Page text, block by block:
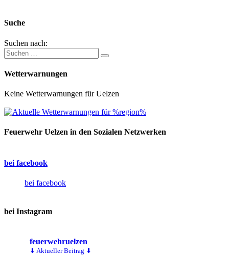
Suche
Suchen nach:
Wetterwarnungen
Keine Wetterwarnungen für Uelzen
Feuerwehr Uelzen in den Sozialen Netzwerken
bei facebook
bei facebook
bei Instagram
feuerwehruelzen
⬇ Aktueller Beitrag ⬇